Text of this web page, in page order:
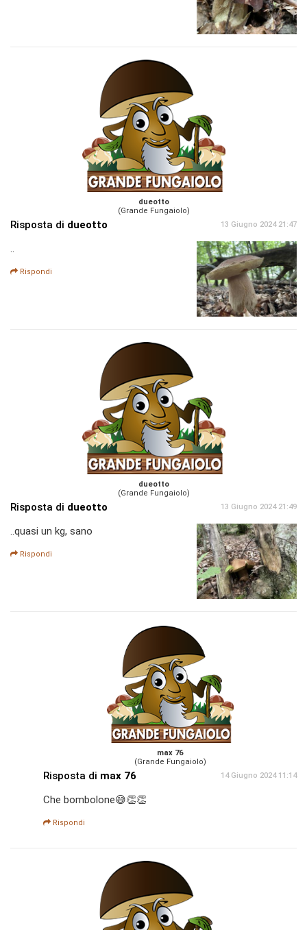
dueotto
(Grande Fungaiolo)
Risposta di dueotto 13 Giugno 2024 21:47
..
Rispondi
dueotto
(Grande Fungaiolo)
Risposta di dueotto 13 Giugno 2024 21:49
..quasi un kg, sano
Rispondi
max 76
(Grande Fungaiolo)
Risposta di max 76 14 Giugno 2024 11:14
Che bombolone😅👏👏
Rispondi